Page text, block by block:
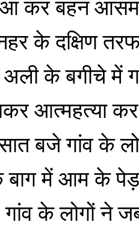
कर बहन
के दक्षिण
अली के बगीचे में
आत्महत्या
बजे गांव के
बाग में आम के
के लोगों ने